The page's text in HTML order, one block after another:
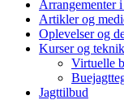
Arrangementer
Artikler og
Oplevelser og
Kurser og teknik
Virtuelle
Jagttilbud